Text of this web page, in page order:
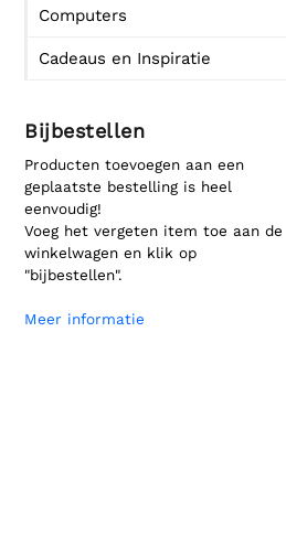
Computers
Cadeaus en Inspiratie
Bijbestellen
Producten toevoegen aan een
geplaatste bestelling is heel
eenvoudig!
Voeg het vergeten item toe aan de
winkelwagen en klik op
"bijbestellen".
Meer informatie